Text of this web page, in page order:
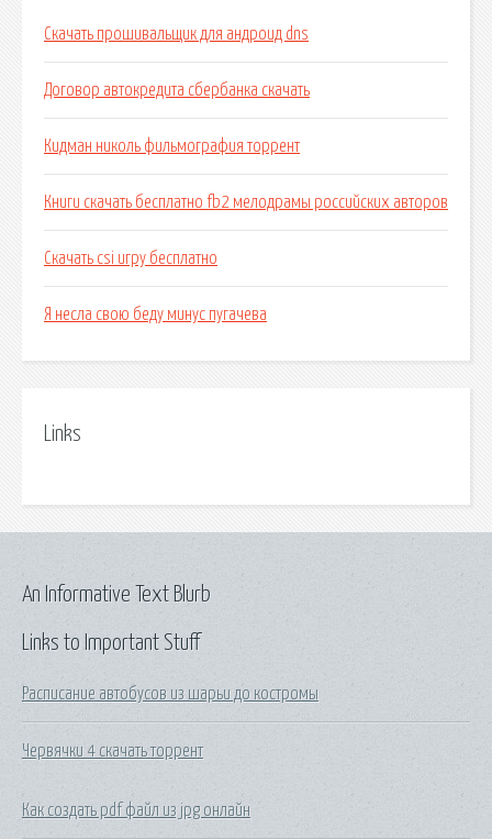
Скачать прошивальщик для андроид dns
Договор автокредита сбербанка скачать
Кидман николь фильмография торрент
Книги скачать бесплатно fb2 мелодрамы российских авторов
Скачать csi игру бесплатно
Я несла свою беду минус пугачева
Links
Links to Important Stuff
Расписание автобусов из шарьи до костромы
Червячки 4 скачать торрент
Как создать pdf файл из jpg онлайн
An Informative Text Blurb